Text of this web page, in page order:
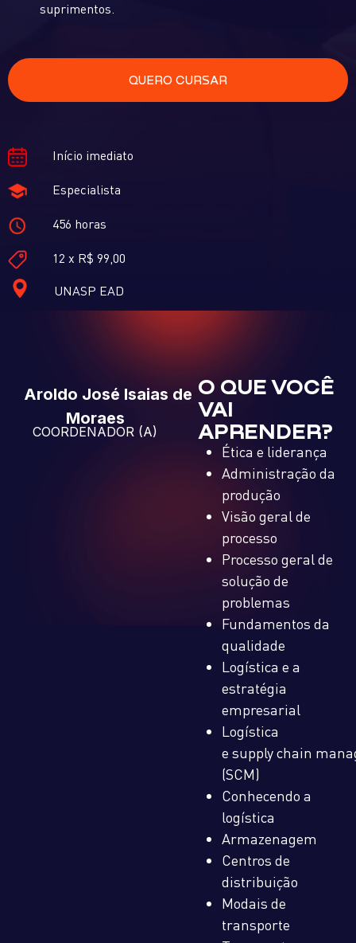
suprimentos.
QUERO CURSAR
Início imediato
Especialista
456 horas
12 x R$ 99,00
UNASP EAD
Aroldo José Isaias de
Moraes
COORDENADOR (A)
O QUE VOCÊ
VAI
APRENDER?
Ética e liderança
Administração da
produção
Visão geral de
processo
Processo geral de
solução de
problemas
Fundamentos da
qualidade
Logística e a
estratégia
empresarial
Logística
e supply chain
(SCM)
Conhecendo a
logística
Armazenagem
Centros de
distribuição
Modais de
transporte